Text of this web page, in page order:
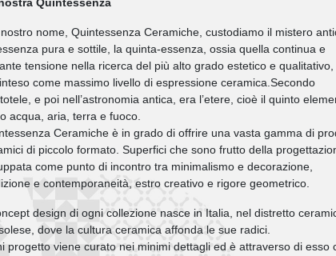
Quintessenza
nome, Quintessenza Ceramiche, custodiamo il mistero
pura e sottile, la quinta-essenza, ossia quella continua e
tensione nella ricerca del più alto grado estetico e
come massimo livello di espressione ceramica.Secondo
e poi nell’astronomia antica, era l’etere, cioè il quinto
acqua, aria, terra e fuoco.
Ceramiche è in grado di offrire una vasta gamma di
di piccolo formato. Superfici che sono frutto della
come punto di incontro tra minimalismo e decorazione,
e contemporaneità, estro creativo e rigore geometrico.
design di ogni collezione nasce in Italia, nel distretto
dove la cultura ceramica affonda le sue radici.
progetto viene curato nei minimi dettagli ed è attraverso di esso